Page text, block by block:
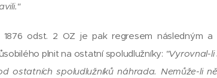
1876 odst. 2 OZ je pak regresem následným a
plnit na ostatní spoludlužníky: "Vyrovnal-li
ostatních spoludlužníků náhrada. Nemůže-li